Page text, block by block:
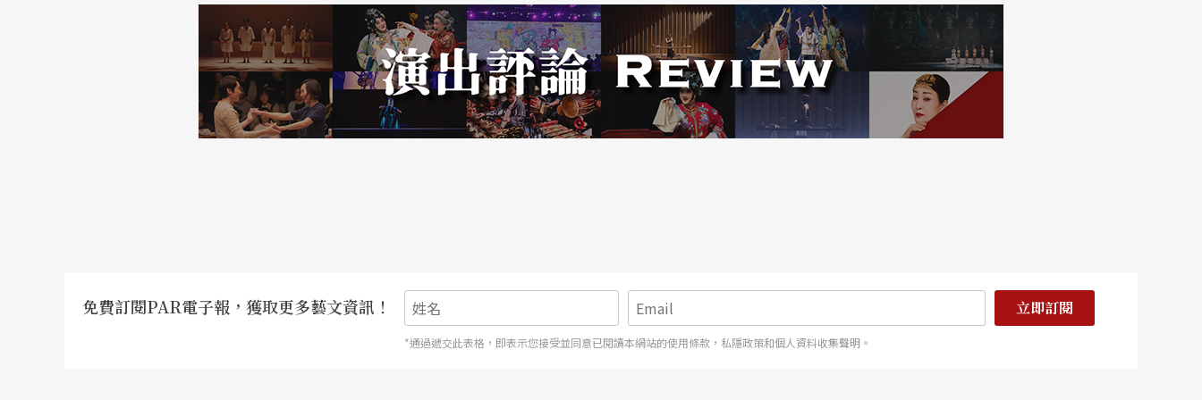
彩虹合唱團原先由八位上海音樂學院指揮系學生成立，但金承志笑說：「八個導演怎麼拍戲？」
於是他們從校內的音樂學、音樂教育、藝術管理，擴大到校外招生，最後學化學、心理、醫學、
物理、法律的……五花八門什麼都有。只可惜經營合唱團，他也遇到了挫折。金承志苦笑著說：
「有一陣子我狂熱於『扮演大師』，留長頭髮、對團員樹立權威，自負又刻意搞笑。眼看團員流
後爆紅，接著又推出《感覺身體被掏空》、《春節自救指南》……這樣新形式和題材的作品，反
映了年輕人的生活，引起了廣大共鳴。如今，在台灣團隊尋求企業贊助之時，他們已經走上企業
免費訂閱PAR電子報，獲取更多藝文資訊！ 立即訂閱
*通過遞交此表格，即表示您接受並同意已閱讀本網站的使用條款，私隱政策和個人資料收集聲明。